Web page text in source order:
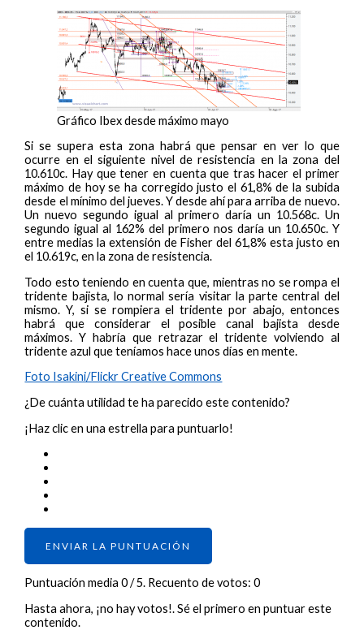
Gráfico Ibex desde máximo mayo
Si se supera esta zona habrá que pensar en ver lo que
ocurre en el siguiente nivel de resistencia en la zona del
10.610c. Hay que tener en cuenta que tras hacer el primer
máximo de hoy se ha corregido justo el 61,8% de la subida
desde el mínimo del jueves. Y desde ahí para arriba de nuevo.
Un nuevo segundo igual al primero daría un 10.568c. Un
segundo igual al 162% del primero nos daría un 10.650c. Y
entre medias la extensión de Fisher del 61,8% esta justo en
el 10.619c, en la zona de resistencia.
Todo esto teniendo en cuenta que, mientras no se rompa el
tridente bajista, lo normal sería visitar la parte central del
mismo. Y, si se rompiera el tridente por abajo, entonces
habrá que considerar el posible canal bajista desde
máximos. Y habría que retrazar el tridente volviendo al
tridente azul que teníamos hace unos días en mente.
Foto Isakini/Flickr Creative Commons
¿De cuánta utilidad te ha parecido este contenido?
¡Haz clic en una estrella para puntuarlo!
ENVIAR LA PUNTUACIÓN
Puntuación media0/ 5. Recuento de votos:0
Hasta ahora, ¡no hay votos!. Sé el primero en puntuar este
contenido.